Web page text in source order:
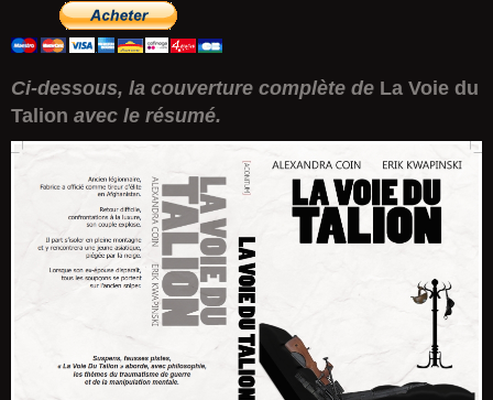
Ci-dessous, la couverture complète de La Voie du
Talion avec le résumé.